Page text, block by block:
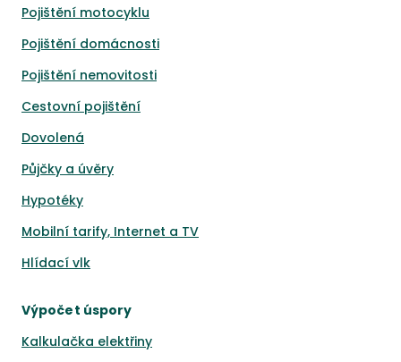
Pojištění motocyklu
Pojištění domácnosti
Pojištění nemovitosti
Cestovní pojištění
Dovolená
Půjčky a úvěry
Hypotéky
Mobilní tarify, Internet a TV
Hlídací vlk
Výpočet úspory
Kalkulačka elektřiny